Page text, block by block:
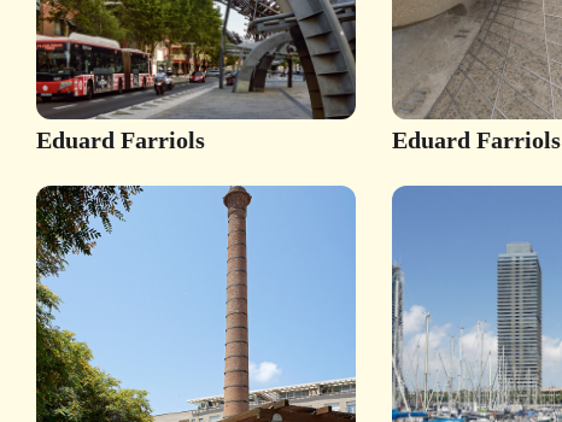
Eduard Farriols Eduard Farriols